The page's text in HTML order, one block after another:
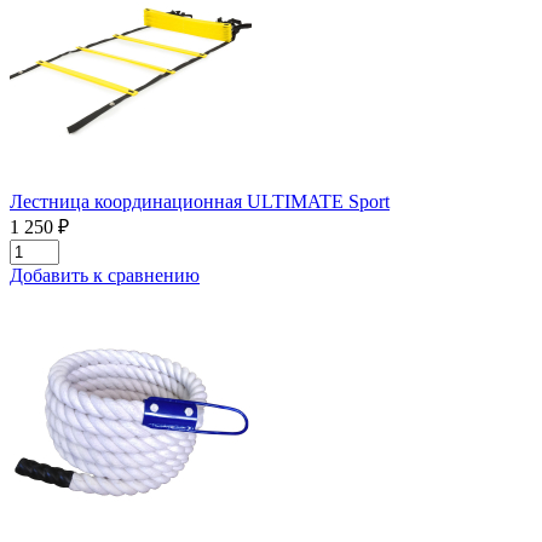
Лестница координационная ULTIMATE Sport
1 250 ₽
Добавить к сравнению